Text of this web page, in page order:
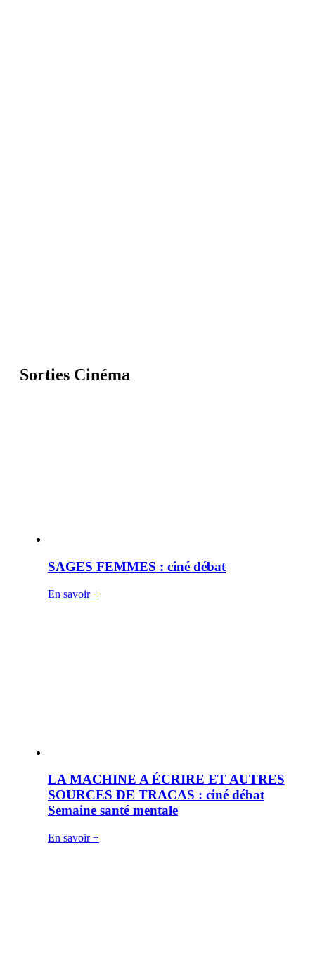
Sorties Cinéma
SAGES FEMMES : ciné débat
En savoir +
LA MACHINE A ÉCRIRE ET AUTRES
SOURCES DE TRACAS : ciné débat
Semaine santé mentale
En savoir +